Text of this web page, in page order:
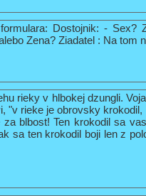
Dostojnik: - Sex?
Zena? Ziadatel : Na tom
rieky v hlbokej dzungli.
"v rieke je obrovsky
blbost! Ten krokodil sa
sa ten krokodil boji len z